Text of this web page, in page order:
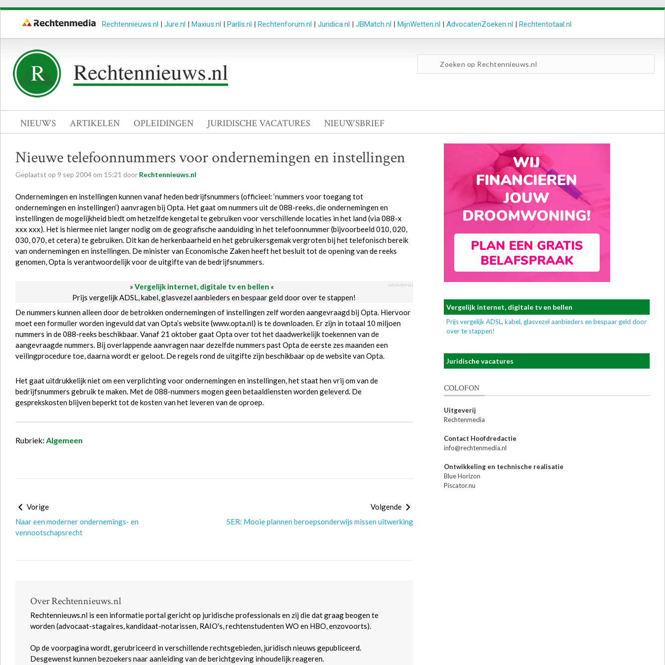
Rechtennieuws.nl | Jure.nl | Maxius.nl | Parlis.nl | Rechtenforum.nl | Juridica.nl | JBMatch.nl | MijnWetten.nl | AdvocatenZoeken.nl | Rechtentotaal.nl
NIEUWS ARTIKELEN OPLEIDINGEN JURIDISCHE VACATURES NIEUWSBRIEF
Nieuwe telefoonnummers voor ondernemingen en instellingen
Geplaatst op 9 sep 2004 om 15:21 door Rechtennieuws.nl
Ondernemingen en instellingen kunnen vanaf heden bedrijfsnummers (officieel: ‘nummers voor toegang tot
ondernemingen en instellingen’) aanvragen bij Opta. Het gaat om nummers uit de 088-reeks, die ondernemingen en
instellingen de mogelijkheid biedt om hetzelfde kengetal te gebruiken voor verschillende locaties in het land (via 088-x
xxx xxx). Het is hiermee niet langer nodig om de geografische aanduiding in het telefoonnummer (bijvoorbeeld 010, 020,
030, 070, et cetera) te gebruiken. Dit kan de herkenbaarheid en het gebruikersgemak vergroten bij het telefonisch bereik
van ondernemingen en instellingen. De minister van Economische Zaken heeft het besluit tot de opening van de reeks
genomen, Opta is verantwoordelijk voor de uitgifte van de bedrijfsnummers.
» Vergelijk internet, digitale tv en bellen « advertorial
Prijs vergelijk ADSL, kabel, glasvezel aanbieders en bespaar geld door over te stappen!
De nummers kunnen alleen door de betrokken ondernemingen of instellingen zelf worden aangevraagd bij Opta. Hiervoor
moet een formulier worden ingevuld dat van Opta’s website (www.opta.nl) is te downloaden. Er zijn in totaal 10 miljoen
nummers in de 088-reeks beschikbaar. Vanaf 21 oktober gaat Opta over tot het daadwerkelijk toekennen van de
aangevraagde nummers. Bij overlappende aanvragen naar dezelfde nummers past Opta de eerste zes maanden een
veilingprocedure toe, daarna wordt er geloot. De regels rond de uitgifte zijn beschikbaar op de website van Opta.
Het gaat uitdrukkelijk niet om een verplichting voor ondernemingen en instellingen, het staat hen vrij om van de
bedrijfsnummers gebruik te maken. Met de 088-nummers mogen geen betaaldiensten worden geleverd. De
gesprekskosten blijven beperkt tot de kosten van het leveren van de oproep.
Rubriek: Algemeen
Vorige
Naar een moderner ondernemings- en
vennootschapsrecht
Volgende
SER: Mooie plannen beroepsonderwijs missen uitwerking
Over Rechtennieuws.nl
Rechtennieuws.nl is een informatie portal gericht op juridische professionals en zij die dat graag beogen te
worden (advocaat-stagaires, kandidaat-notarissen, RAIO's, rechtenstudenten WO en HBO, enzovoorts).
Op de voorpagina wordt, gerubriceerd in verschillende rechtsgebieden, juridisch nieuws gepubliceerd.
Desgewenst kunnen bezoekers naar aanleiding van de berichtgeving inhoudelijk reageren.
Vergelijk internet, digitale tv en bellen
Prijs vergelijk ADSL, kabel, glasvezel aanbieders en bespaar geld door
over te stappen!
Juridische vacatures
COLOFON
Uitgeverij
Rechtenmedia
Contact Hoofdredactie
info@rechtenmedia.nl
Ontwikkeling en technische realisatie
Blue Horizon
Piscator.nu